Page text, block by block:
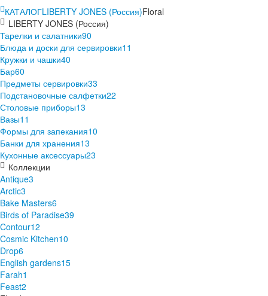
КАТАЛОГLIBERTY JONES (Россия)Floral
LIBERTY JONES (Россия)
Тарелки и салатники90
Блюда и доски для сервировки11
Кружки и чашки40
Бар60
Предметы сервировки33
Подстановочные салфетки22
Столовые приборы13
Вазы11
Формы для запекания10
Банки для хранения13
Кухонные аксессуары23
Коллекции
Antique3
Arctic3
Bake Masters6
Birds of Paradise39
Contour12
Cosmic Kitchen10
Drop6
English gardens15
Farah1
Feast2